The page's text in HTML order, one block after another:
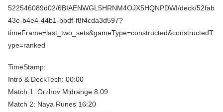
522546089d02/6BIAENWGL5HRNM4OJX5HQNPDWI/deck/52fab
43e-b4e4-44b1-bbdf-f8f4cda3d597?
timeFrame=last_two_sets&gameType=constructed&constructedT
ype=ranked
TimeStamp:
Intro & DeckTech: 00:00
Match 1: Orzhov Midrange 8:09
Match 2: Naya Runes 16:20